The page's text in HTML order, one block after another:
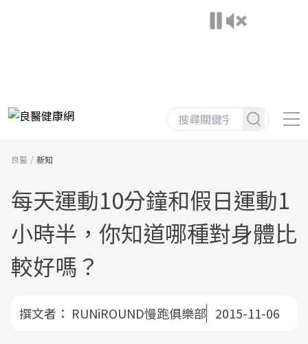
良醫 新知
每天運動10分鐘和假日運動1
小時半，你知道哪種對身體比
較好嗎？
撰文者： RUNiROUND慢跑俱樂部 2015-11-06